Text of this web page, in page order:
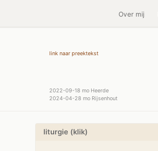
Over mij
link naar preektekst
2022-09-18 mo Heerde
2024-04-28 mo Rijsenhout
liturgie (klik)